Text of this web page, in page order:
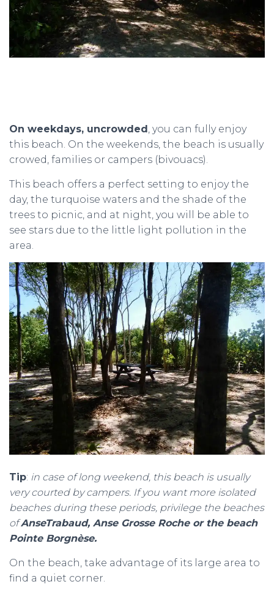
On weekdays, uncrowded , you can fully enjoy
this beach. On the weekends, the beach is usually
crowed, families or campers (bivouacs).
This beach offers a perfect setting to enjoy the
day, the turquoise waters and the shade of the
trees to picnic, and at night, you will be able to
see stars due to the little light pollution in the
area.
Tip: in case of long weekend, this beach is usually
very courted by campers. If you want more isolated
beaches during these periods, privilege the beaches
ofAnseTrabaud, Anse Grosse Roche or the beach
Pointe Borgnèse.
On the beach, take advantage of its large area to
find a quiet corner.